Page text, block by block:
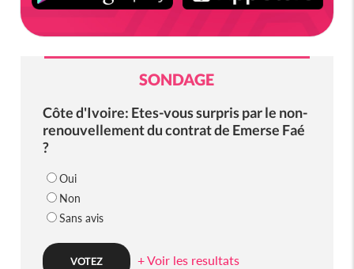
SONDAGE
Côte d'Ivoire: Etes-vous surpris par le non-
renouvellement du contrat de Emerse Faé
?
Oui
Non
Sans avis
+ Voir les resultats